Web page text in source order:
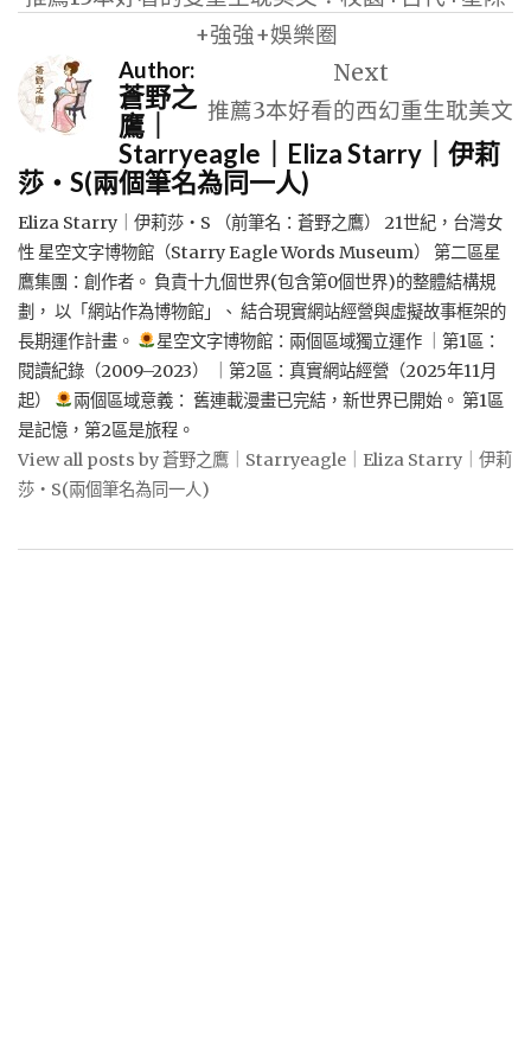
導
覽
+強強+娛樂圈
Next
推薦3本好看的西幻重生耽美文
Author:
蒼野之
鷹｜
Starryeagle｜Eliza Starry｜伊莉
莎・S(兩個筆名為同一人)
Eliza Starry｜伊莉莎・S （前筆名：蒼野之鷹） 21世紀，台灣女
性 星空文字博物館（Starry Eagle Words Museum） 第二區星
鷹集團：創作者。 負責十九個世界(包含第0個世界)的整體結構規
劃， 以「網站作為博物館」、 結合現實網站經營與虛擬故事框架的
長期運作計畫。
星空文字博物館：兩個區域獨立運作 ｜第1區：
閱讀紀錄（2009–2023） ｜第2區：真實網站經營（2025年11月
起）
兩個區域意義： 舊連載漫畫已完結，新世界已開始。 第1區
是記憶，第2區是旅程。
View all posts by 蒼野之鷹｜Starryeagle｜Eliza Starry｜伊莉
莎・S(兩個筆名為同一人)